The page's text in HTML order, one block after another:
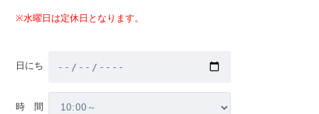
※水曜日は定休日となります。
日にち
時 間
中古購入
マンション